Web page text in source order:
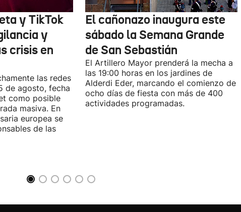
y TikTok
y
crisis en
las redes
de agosto, fecha
como posible
masiva. En
europea se
de las
El cañonazo inaugura este
sábado la Semana Grande
de San Sebastián
El Artillero Mayor prenderá la mecha a
las 19:00 horas en los jardines de
Alderdi Eder, marcando el comienzo de
ocho días de fiesta con más de 400
actividades programadas.